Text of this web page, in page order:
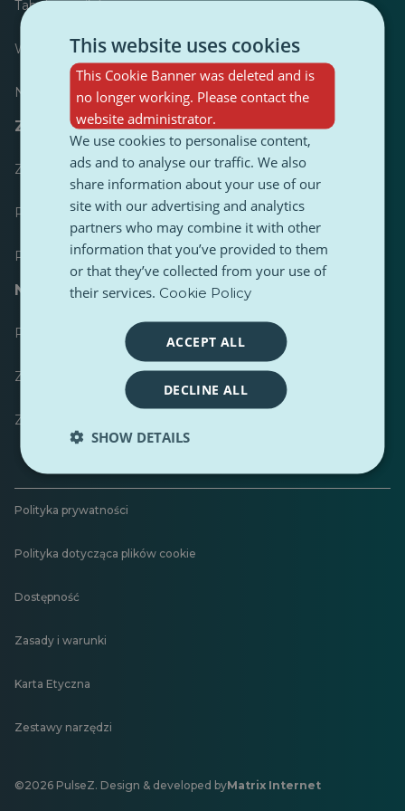
Tabela wyników
Większość opublikowanych
Najczęściej śledzony
Zasoby dla dziennikarzy
Zestawy narzędzi
Przewodnik stylistyczny treści PulseZ
Przewodnik po postach dla współtwórców PulseZ
Najczęściej zadawane pytania
Prześlij żądanie
Zgłoś problem
Zostaw opinię
Polityka prywatności
Polityka dotycząca plików cookie
Dostępność
Zasady i warunki
Karta Etyczna
Zestawy narzędzi
©2026 PulseZ. Design & developed byMatrix Internet
Otwiera
This website uses cookies
This Cookie Banner was deleted and is
no longer working. Please contact the
website administrator.
We use cookies to personalise content,
ads and to analyse our traffic. We also
share information about your use of our
site with our advertising and analytics
partners who may combine it with other
information that you’ve provided to them
or that they’ve collected from your use of
their services. Cookie Policy
ACCEPT ALL
DECLINE ALL
SHOW DETAILS